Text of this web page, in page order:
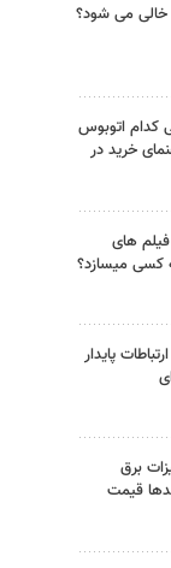
خالی می شود؟
کدام اتوبوس
خرید در
های
کسی میسازد؟
پایدار
برق
قیمت